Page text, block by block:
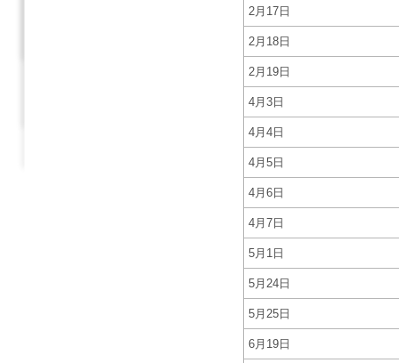
2月17日
2月18日
2月19日
4月3日
4月4日
4月5日
4月6日
4月7日
5月1日
5月24日
5月25日
6月19日